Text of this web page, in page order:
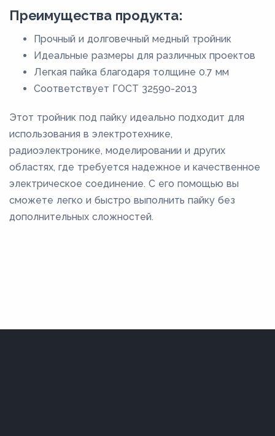
Преимущества продукта:
Прочный и долговечный медный тройник
Идеальные размеры для различных проектов
Легкая пайка благодаря толщине 0.7 мм
Соответствует ГОСТ 32590-2013
Этот тройник под пайку идеально подходит для
использования в электротехнике,
радиоэлектронике, моделировании и других
областях, где требуется надежное и качественное
электрическое соединение. С его помощью вы
сможете легко и быстро выполнить пайку без
дополнительных сложностей.